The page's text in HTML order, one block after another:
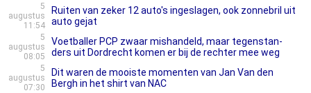
5
augustus
11:54
Ruiten van zeker 12 auto's ingeslagen, ook zonnebril uit
auto gejat
5
augustus
08:05
Voetballer PCP zwaar mishandeld, maar tegenstan­
ders uit Dordrecht komen er bij de rechter mee weg
5
augustus
07:30
Dit waren de mooiste momenten van Jan Van den
Bergh in het shirt van NAC